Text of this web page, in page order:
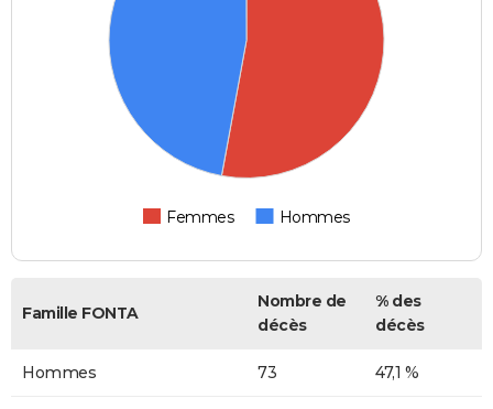
Femmes Hommes
Famille FONTA
Nombre de
décès
% des
décès
Hommes 73 47,1 %